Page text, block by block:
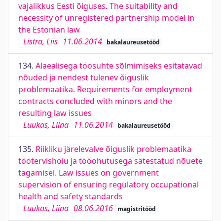
vajalikkus Eesti õiguses. The suitability and
necessity of unregistered partnership model in
the Estonian law
Listra, Liis 11.06.2014 bakalaureusetööd
134. Alaealisega töösuhte sõlmimiseks esitatavad
nõuded ja nendest tulenev õiguslik
problemaatika. Requirements for employment
contracts concluded with minors and the
resulting law issues
Luukas, Liina 11.06.2014 bakalaureusetööd
135. Riikliku järelevalve õiguslik problemaatika
töötervishoiu ja tööohutusega sätestatud nõuete
tagamisel. Law issues on government
supervision of ensuring regulatory occupational
health and safety standards
Luukas, Liina 08.06.2016 magistritööd